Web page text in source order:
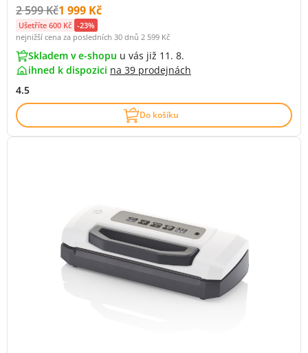
Původní cena s DPH:
2 599 KčCena s DPH:
1 999 Kč
Ušetříte 600 Kč -23%
nejnižší cena za posledních 30 dnů 2 599 Kč
Skladem v e-shopu u vás již 11. 8.
ihned k dispozici na 39 prodejnách
4.5
Do košíku